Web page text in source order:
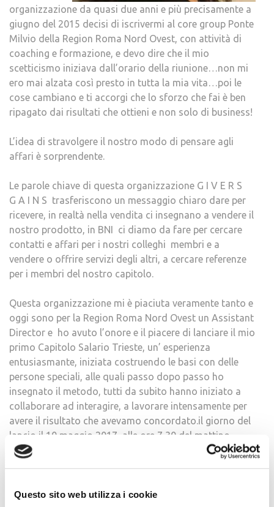
Questo sito web utilizza i cookie
organizzazione da quasi due anni e più precisamente a
giugno del 2015 decisi di iscrivermi al core group Ponte
Milvio della Region Roma Nord Ovest, con attività di
coaching e formazione, e devo dire che il mio
scetticismo iniziava dall’orario della riunione…non mi
ero mai alzata così presto in tutta la mia vita…poi le
cose cambiano e ti accorgi che lo sforzo che fai è ben
ripagato dai risultati che ottieni e non solo di business!
L’idea di stravolgere il nostro modo di pensare agli
affari è sorprendente.
Le parole chiave di questa organizzazione G I V E R S
G A I N S trasferiscono un messaggio chiaro dare per
ricevere, in realtà nella vendita ci insegnano a vendere il
nostro prodotto, in BNI ci diamo da fare per cercare
contatti e affari per i nostri colleghi membri e a
vendere o offrire servizi degli altri, a cercare referenze
per i membri del nostro capitolo.
Questa organizzazione mi è piaciuta veramente tanto e
oggi sono per la Region Roma Nord Ovest un Assistant
Director e ho avuto l’onore e il piacere di lanciare il mio
primo Capitolo Salario Trieste, un’ esperienza
entusiasmante, iniziata costruendo le basi con delle
persone speciali, alle quali passo dopo passo ho
insegnato il metodo, tutti da subito hanno iniziato a
collaborare ad interagire, a lavorare intensamente per
avere il risultato che avevamo concordato.il giorno del
lancio il 10 maggio 2017 alle ore 7,30 del mattino
abbiamo registrato 196 presenze!!
d’eccellenza! presentazioni impeccabili, la traduzione